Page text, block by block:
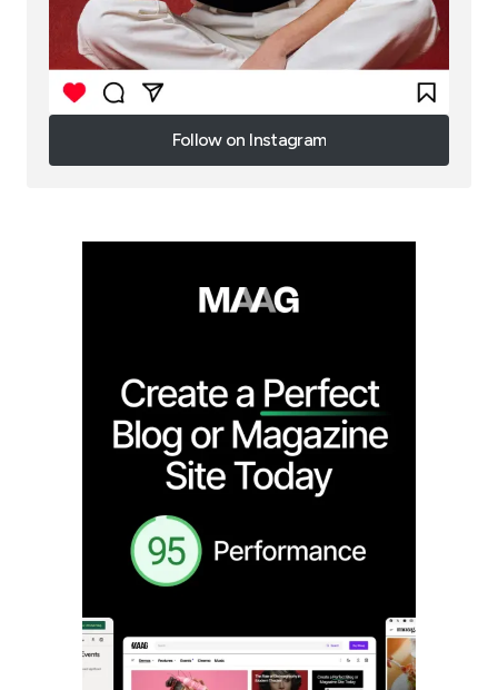
Follow on Instagram
Follow on Instagram